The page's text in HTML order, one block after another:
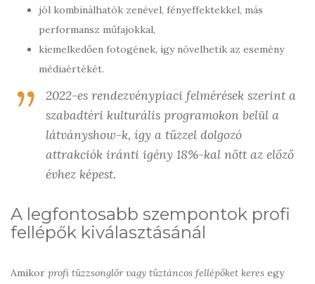
jól kombinálhatók zenével, fényeffektekkel, más
performansz műfajokkal,
kiemelkedően fotogének, így növelhetik az esemény
médiaértékét.
2022-es rendezvénypiaci felmérések szerint a
szabadtéri kulturális programokon belül a
látványshow-k, így a tűzzel dolgozó
attrakciók iránti igény 18%-kal nőtt az előző
évhez képest.
A legfontosabb szempontok profi
fellépők kiválasztásánál
Amikor profi tűzzsonglőr vagy tűztáncos fellépőket keres egy